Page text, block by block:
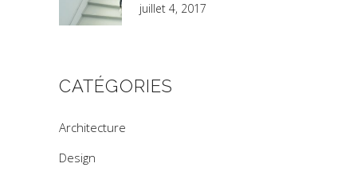
juillet 4, 2017
CATÉGORIES
Architecture
Design